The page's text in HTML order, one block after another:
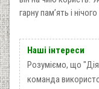
гарну пам’ять і
Наші інтереси
Розуміємо, що
команда